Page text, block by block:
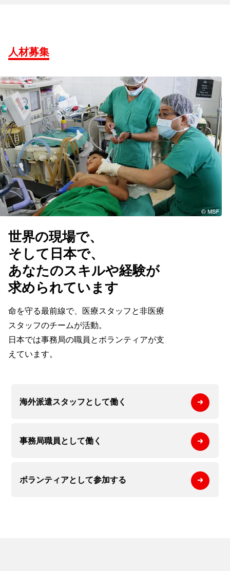
人材募集
世界の現場で、
そして日本で、
あなたのスキルや経験が
求められています
命を守る最前線で、医療スタッフと非医療
スタッフのチームが活動。
日本では事務局の職員とボランティアが支
えています。
海外派遣スタッフとして働く
事務局職員として働く
ボランティアとして参加する